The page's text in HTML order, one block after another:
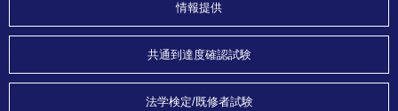
情報提供
共通到達度確認試験
法学検定/既修者試験